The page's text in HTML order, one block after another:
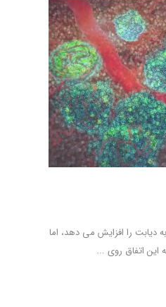
دیابت را افزایش می دهد، اما
اتفاق روی ...